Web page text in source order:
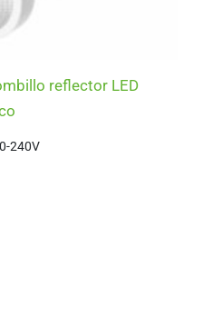
reflector LED
240V